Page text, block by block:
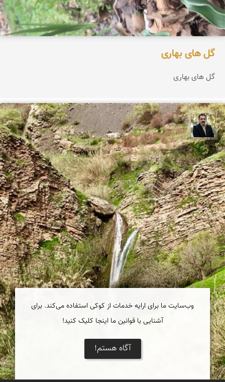
گل هاى بهارى
گل هاى بهارى
عدنان مرادی
وب‌سایت ما برای ارایه خدمات از کوکی استفاده می‌کند. برای
آشنایی با قوانین ما اینجا کلیک کنید!
آگاه هستم!